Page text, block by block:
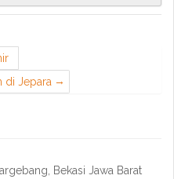
di Jepara
Bekasi Jawa Barat